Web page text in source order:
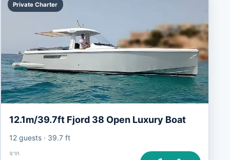
Private Charter
12.1m/39.7ft Fjord 38 Open Luxury Boat
12 guests· 39.7 ft
จาก